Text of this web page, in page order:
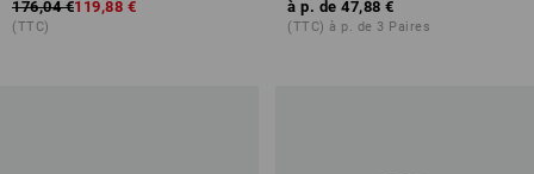
176,04 €119,88 €
(TTC)
à p. de 47,88 €
(TTC) à p. de 3 Paires